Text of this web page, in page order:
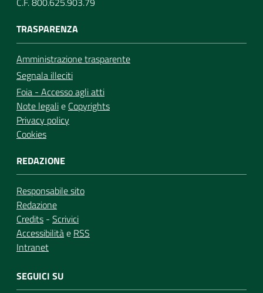
TRASPARENZA
Amministrazione trasparente
Segnala illeciti
Foia - Accesso agli atti
Note legalie Copyrights
Privacy policy
Cookies
REDAZIONE
Responsabile sito
Redazione
Credits - Scrivici
Accessibilitàe RSS
Intranet
SEGUICI SU